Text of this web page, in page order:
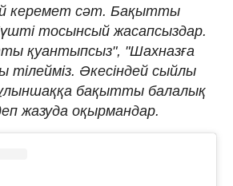
керемет сәт. Бақытты
тосынсый жасапсыздар.
қуантыпсыз", "Шахназға
Әкесіндей сыйлы
бақытты балалық
жазуда оқырмандар.